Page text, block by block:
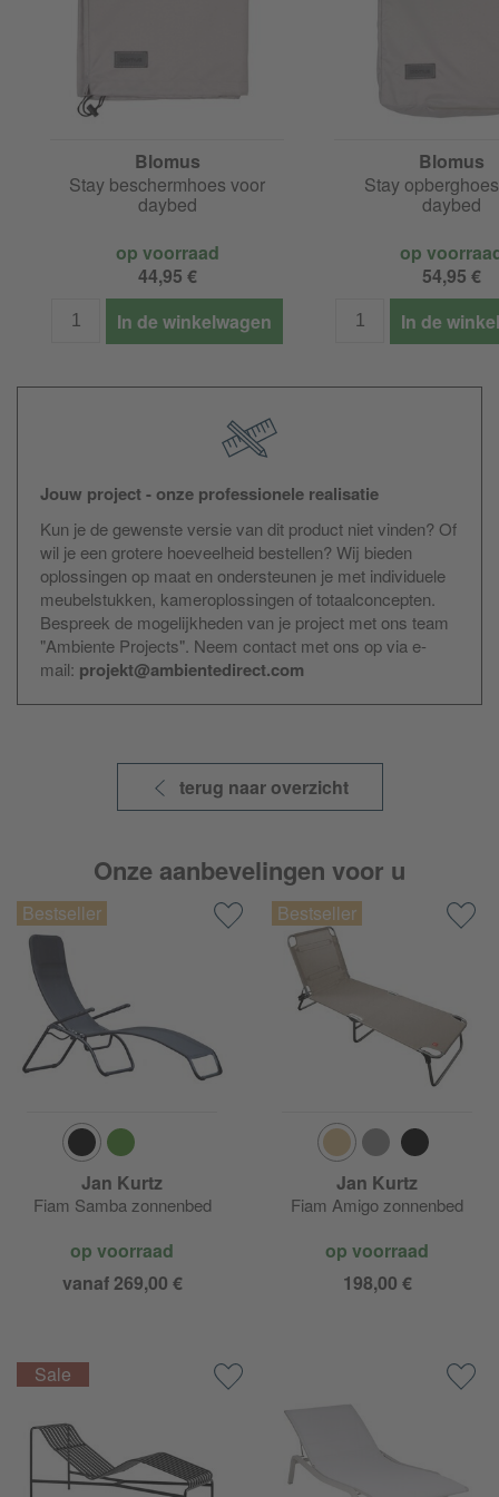
Blomus
Stay beschermhoes voor
daybed
op voorraad
44,95 €
In de winkelwagen
Blomus
Stay
daybed
op
54,95 €
In de
Jouw project - onze professionele realisatie
Kun je de gewenste versie van dit product niet vinden? Of
wil je een grotere hoeveelheid bestellen? Wij bieden
oplossingen op maat en ondersteunen je met individuele
meubelstukken, kameroplossingen of totaalconcepten.
Bespreek de mogelijkheden van je project met ons team
"Ambiente Projects". Neem contact met ons op via e-
mail: projekt@ambientedirect.com
terug naar overzicht
Onze aanbevelingen voor u
Jan Kurtz
Fiam Samba zonnenbed
op voorraad
vanaf 269,00 €
Jan Kurtz
Fiam Amigo zonnenbed
op voorraad
198,00 €